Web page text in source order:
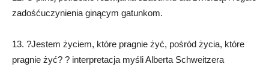
zadośćuczynienia ginącym gatunkom.
13. ?Jestem życiem, które pragnie żyć, pośród życia, które
pragnie żyć? ? interpretacja myśli Alberta Schweitzera